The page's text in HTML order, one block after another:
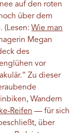
auf den roten
über dem
(Lesen: Wie man
Megan
des
vor
Zu dieser
Wandern
Reifen — für sich
über